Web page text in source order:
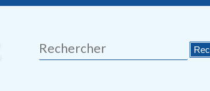
Rechercher